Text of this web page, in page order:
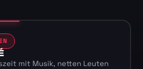
mit Musik, netten Leuten